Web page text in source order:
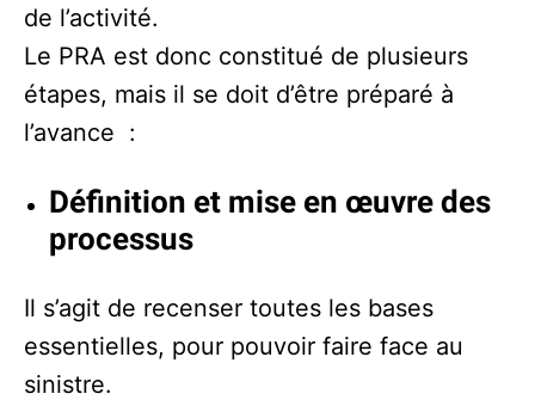
de l’activité.
Le PRA est donc constitué de plusieurs
étapes, mais il se doit d’être préparé à
l’avance :
Définition et mise en œuvre des
processus
Il s’agit de recenser toutes les bases
essentielles, pour pouvoir faire face au
sinistre.